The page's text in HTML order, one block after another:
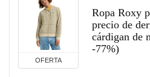
OFERTA
Ropa Roxy
precio de
cárdigan de
-77%)